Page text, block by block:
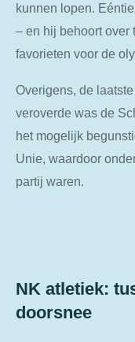
kunnen lopen.
– en hij behoort over
favorieten voor de
Overigens, de
veroverde was de
het mogelijk
Unie, waardoor
partij waren.
NK atletiek:
doorsnee